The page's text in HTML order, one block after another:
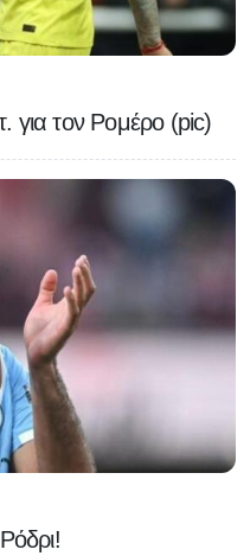
για τον Ρομέρο (pic)